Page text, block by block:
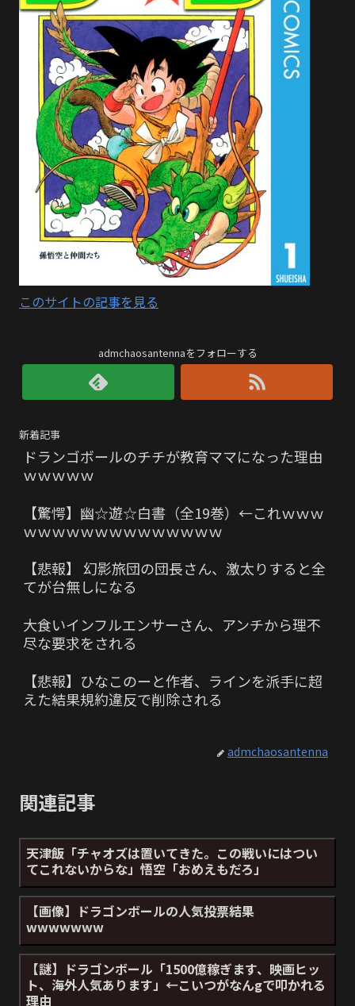
このサイトの記事を見る
admchaosantennaをフォローする
新着記事
ドランゴボールのチチが教育ママになった理由
ｗｗｗｗｗ
【驚愕】幽☆遊☆白書（全19巻）←これｗｗｗ
ｗｗｗｗｗｗｗｗｗｗｗｗｗｗ
【悲報】 幻影旅団の団長さん、激太りすると全
てが台無しになる
大食いインフルエンサーさん、アンチから理不
尽な要求をされる
【悲報】ひなこのーと作者、ラインを派手に超
えた結果規約違反で削除される
admchaosantenna
関連記事
天津飯「チャオズは置いてきた。この戦いにはつい
てこれないからな」悟空「おめえもだろ」
【画像】ドラゴンボールの人気投票結果
wwwwwww
【謎】ドラゴンボール「1500億稼ぎます、映画ヒッ
ト、海外人気あります」←こいつがなんgで叩かれる
理由